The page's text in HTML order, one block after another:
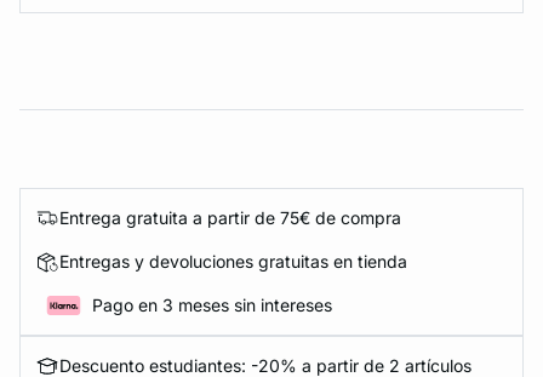
Entrega gratuita a partir de 75€ de compra
Entregas y devoluciones gratuitas en tienda
Pago en 3 meses sin intereses
Descuento estudiantes: -20% a partir de 2 artículos